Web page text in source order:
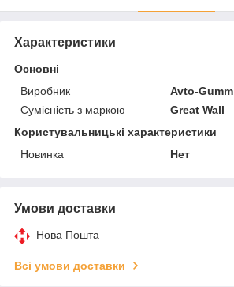
Характеристики
Основні
Виробник
Avto-Gumm
Сумісність з маркою
Great Wall
Користувальницькі характеристики
Новинка
Нет
Умови доставки
Нова Пошта
Всі умови доставки